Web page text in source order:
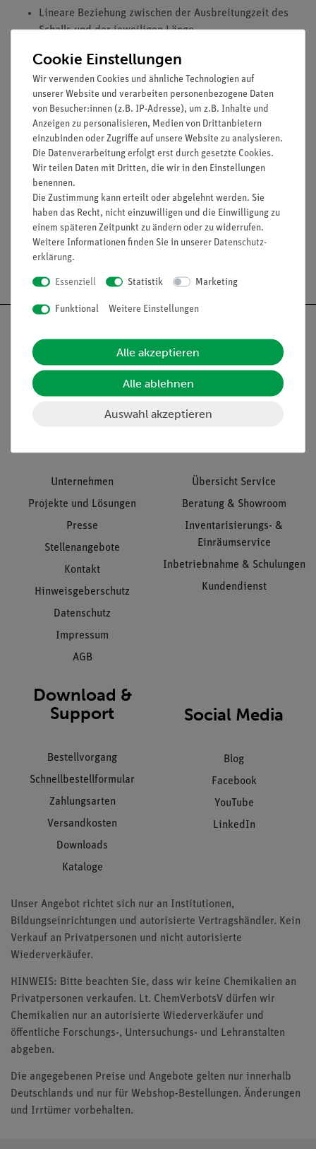
Lineare Beziehung zwischen der Ausbreitungzeit des
Schalls und der jeweiligen Länge
Schallgeschwindigkeit
(Bitte beachten: Versuchbeschreibung nur in englischer
Sprache erhältlich.)
Lieferumfang
Media / Downloads
Nach oben
Unternehmen
Projekte und Lösungen
Presse
Stellenangebote
Kontakt
Hinweisgeberschutz
Datenschutz
Impressum
AGB
Übersicht Service
Beratung & Showroom
Inventarisierungs- &
Einräumservice
Inbetriebnahme & Schulungen
Kundendienst
Download &
Support
Bestellvorgang
Schnellbestellformular
Zahlungsarten
Versandkosten
Downloads
Kataloge
Social Media
Blog
Facebook
YouTube
LinkedIn
Unser Angebot richtet sich nur an Institutionen,
Bildungseinrichtungen und autorisierte Vertragshändler. Kein
Verkauf an Privatpersonen und nicht autorisierte
Wiederverkäufer.
HINWEIS: Bitte beachten Sie, dass wir keine Chemikalien an
Privatpersonen verkaufen. Lt. ChemVerbotsV dürfen wir
Chemikalien nur an autorisierte Wiederverkäufer und
öffentliche Forschungs-, Untersuchungs- und Lehranstalten
abgeben.
Die angegebenen Preise und Angebote gelten nur innerhalb
Deutschlands und nur für Webshop-Bestellungen. Änderungen
und Irrtümer vorbehalten.
Cookie Einstellungen
Wir verwenden Cookies und ähnliche Technologien auf
unserer Website und verarbeiten personenbezogene Daten
von Besucher:innen (z.B. IP-Adresse), um z.B. Inhalte und
Anzeigen zu personalisieren, Medien von Drittanbietern
einzubinden oder Zugriffe auf unsere Website zu analysieren.
Die Datenverarbeitung erfolgt erst durch gesetzte Cookies.
Wir teilen Daten mit Dritten, die wir in den Einstellungen
benennen.
Die Zustimmung kann erteilt oder abgelehnt werden. Sie
haben das Recht, nicht einzuwilligen und die Einwilligung zu
einem späteren Zeitpunkt zu ändern oder zu widerrufen.
Weitere Informationen finden Sie in unserer Daten­schutz­
erklärung.
Essenziell Statistik Marketing
Funktional Weitere Einstellungen
Alle akzeptieren
Alle ablehnen
Auswahl akzeptieren